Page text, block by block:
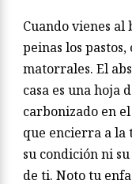
Cuando vienes al
peinas los
matorrales. El
casa es una hoja
carbonizado en
que encierra a la
su condición ni
de ti. Noto tu